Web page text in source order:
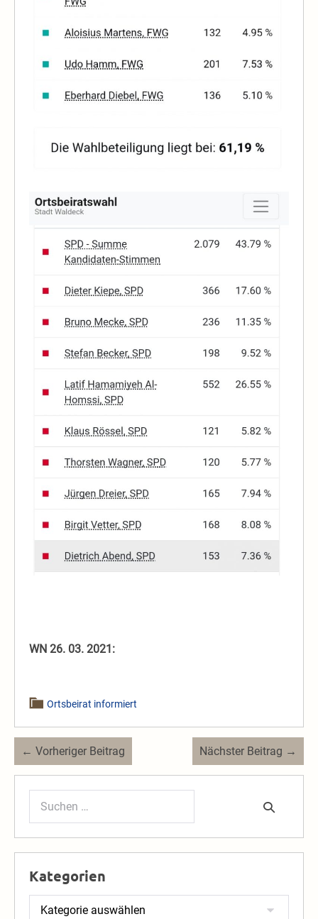
WN 26. 03. 2021:
Ortsbeirat informiert
Beitragsnavigation
← Vorheriger Beitrag Nächster Beitrag →
Suchen
Kategorien
Kategorien